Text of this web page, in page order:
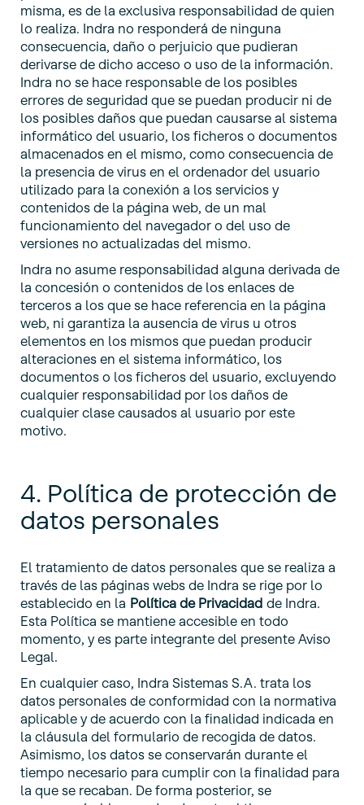
misma, es de la exclusiva responsabilidad de quien
lo realiza. Indra no responderá de ninguna
consecuencia, daño o perjuicio que pudieran
derivarse de dicho acceso o uso de la información.
Indra no se hace responsable de los posibles
errores de seguridad que se puedan producir ni de
los posibles daños que puedan causarse al sistema
informático del usuario, los ficheros o documentos
almacenados en el mismo, como consecuencia de
la presencia de virus en el ordenador del usuario
utilizado para la conexión a los servicios y
contenidos de la página web, de un mal
funcionamiento del navegador o del uso de
versiones no actualizadas del mismo.
Indra no asume responsabilidad alguna derivada de
la concesión o contenidos de los enlaces de
terceros a los que se hace referencia en la página
web, ni garantiza la ausencia de virus u otros
elementos en los mismos que puedan producir
alteraciones en el sistema informático, los
documentos o los ficheros del usuario, excluyendo
cualquier responsabilidad por los daños de
cualquier clase causados al usuario por este
motivo.
4. Política de protección de
datos personales
El tratamiento de datos personales que se realiza a
través de las páginas webs de Indra se rige por lo
establecido en la Política de Privacidad de Indra.
Esta Política se mantiene accesible en todo
momento, y es parte integrante del presente Aviso
Legal.
En cualquier caso, Indra Sistemas S.A. trata los
datos personales de conformidad con la normativa
aplicable y de acuerdo con la finalidad indicada en
la cláusula del formulario de recogida de datos.
Asimismo, los datos se conservarán durante el
tiempo necesario para cumplir con la finalidad para
la que se recaban. De forma posterior, se